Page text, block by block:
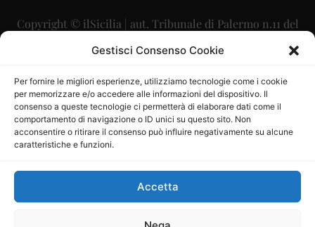
Gestisci Consenso Cookie
Per fornire le migliori esperienze, utilizziamo tecnologie come i cookie
per memorizzare e/o accedere alle informazioni del dispositivo. Il
consenso a queste tecnologie ci permetterà di elaborare dati come il
comportamento di navigazione o ID unici su questo sito. Non
acconsentire o ritirare il consenso può influire negativamente su alcune
caratteristiche e funzioni.
Accetta
Copyright © ilSicilia | aut. Tribunale di Palermo n.11 del
29/09/2015
Direttore Editoriale: Maurizio Scaglione
Direttore Responsabile: Maria Calabrese
P.IVA: 06334930820
Mercurio Comunicazione Società Cooperativa a r.l. è
iscritta al Registro degli Operatori di Comunicazione al